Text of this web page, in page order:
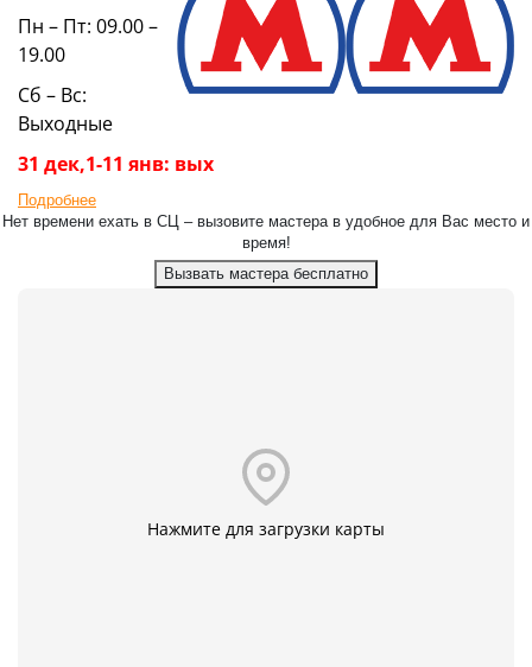
Пн – Пт: 09.00 –
19.00
Сб – Вс:
Выходные
31 дек,1-11 янв: вых
Подробнее
Нет времени ехать в СЦ – вызовите мастера в удобное для Вас место и
время!
Вызвать мастера бесплатно
Нажмите для загрузки карты